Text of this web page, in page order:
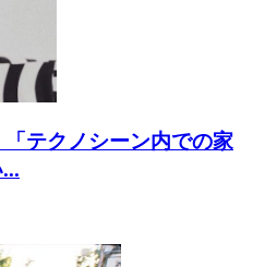
テクノシーン内での家